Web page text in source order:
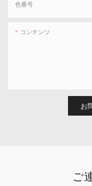
色番号
コンテンツ
お
ご